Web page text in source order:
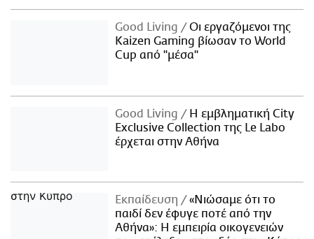
Good Living
Οι εργαζόμενοι της
Kaizen Gaming βίωσαν το World
Cup από "μέσα"
Good Living
Η εμβληματική City
Exclusive Collection της Le Labo
έρχεται στην Αθήνα
Εκπαίδευση
«Νιώσαμε ότι το
παιδί δεν έφυγε ποτέ από την
Αθήνα»: Η εμπειρία οικογενειών